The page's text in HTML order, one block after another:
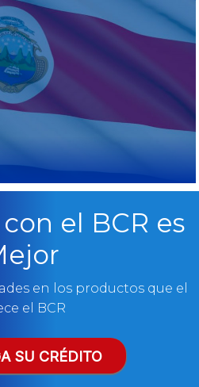
el BCR es
en los productos que el
el BCR
SU CRÉDITO